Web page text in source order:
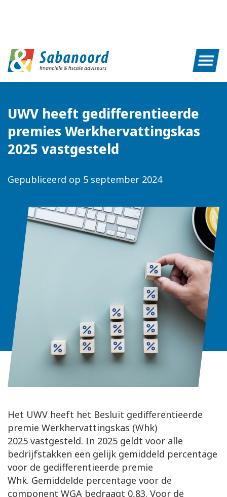
UWV heeft gedifferentieerde
premies Werkhervattingskas
2025 vastgesteld
Gepubliceerd op 5 september 2024
Het UWV heeft het Besluit gedifferentieerde
premie Werkhervattingskas (Whk)
2025 vastgesteld. In 2025 geldt voor alle
bedrijfstakken een gelijk gemiddeld percentage
voor de gedifferentieerde premie
Whk. Gemiddelde percentage voor de
component WGA bedraagt 0,83. Voor de